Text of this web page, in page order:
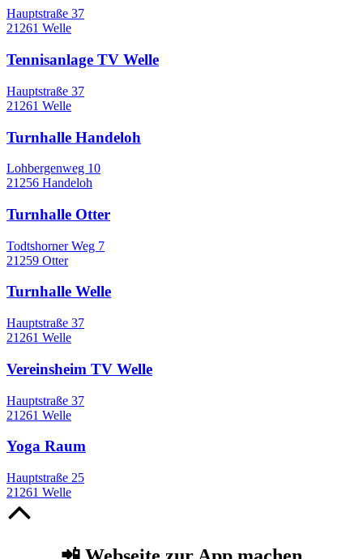
Hauptstraße 37
21261 Welle
Tennisanlage TV Welle
Hauptstraße 37
21261 Welle
Turnhalle Handeloh
Lohbergenweg 10
21256 Handeloh
Turnhalle Otter
Todtshorner Weg 7
21259 Otter
Turnhalle Welle
Hauptstraße 37
21261 Welle
Vereinsheim TV Welle
Hauptstraße 37
21261 Welle
Yoga Raum
Hauptstraße 25
21261 Welle
Nach
oben